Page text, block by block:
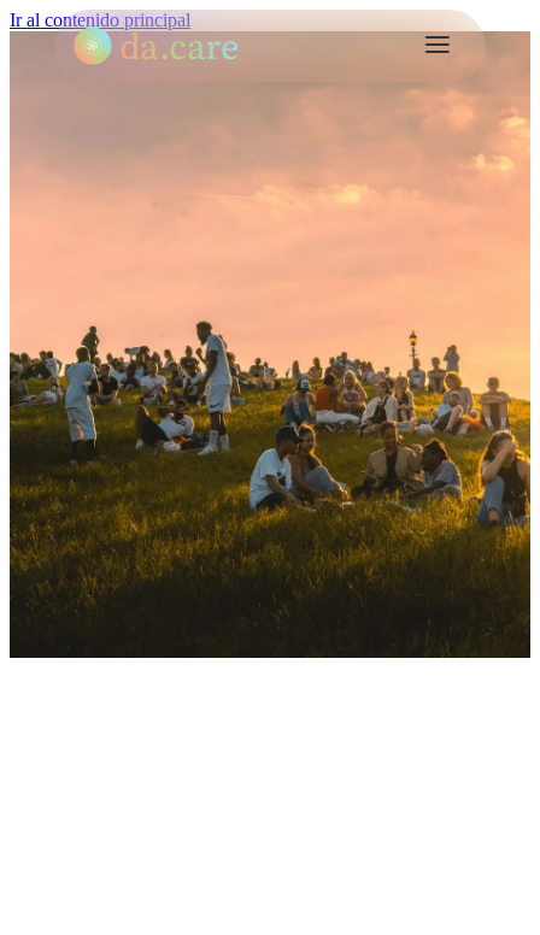
Ir al contenido principal